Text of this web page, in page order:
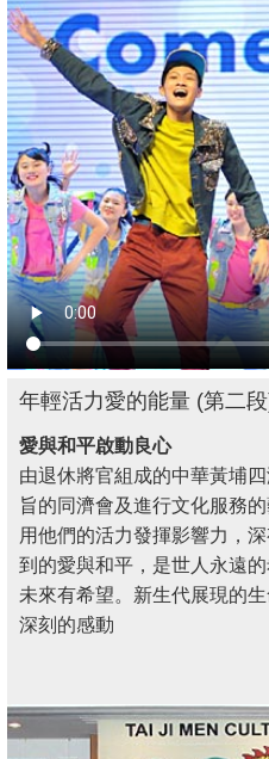
年輕活力愛的能量 (第二
愛與和平啟動良心
由退休將官組成的中華黃埔
旨的同濟會及進行文化服務
用他們的活力發揮影響力，
到的愛與和平，是世人永遠
未來有希望。新生代展現的
深刻的感動